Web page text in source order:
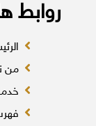
روابط
من
فهرس